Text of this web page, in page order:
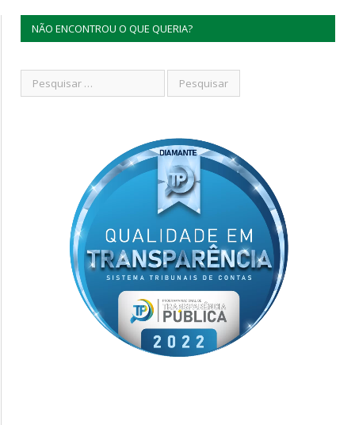
NÃO ENCONTROU O QUE QUERIA?